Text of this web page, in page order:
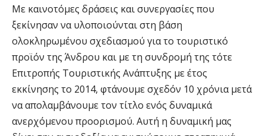
Με καινοτόμες δράσεις και συνεργασίες που
ξεκίνησαν να υλοποιούνται στη βάση
ολοκληρωμένου σχεδιασμού για το τουριστικό
προϊόν της Άνδρου και με τη συνδρομή της τότε
Επιτροπής Τουριστικής Ανάπτυξης με έτος
εκκίνησης το 2014, φτάνουμε σχεδόν 10 χρόνια μετά
να απολαμβάνουμε τον τίτλο ενός δυναμικά
ανερχόμενου προορισμού. Αυτή η δυναμική μας